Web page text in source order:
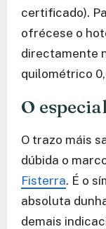
certificado).
ofrécese o
directamente
quilométrico
O
O trazo máis
dúbida o
Fisterra. É o
absoluta
demais